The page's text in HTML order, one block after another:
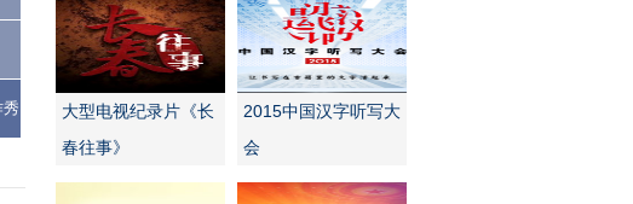
大型电视纪录片《长
春往事》
2015中国汉字听写大
会